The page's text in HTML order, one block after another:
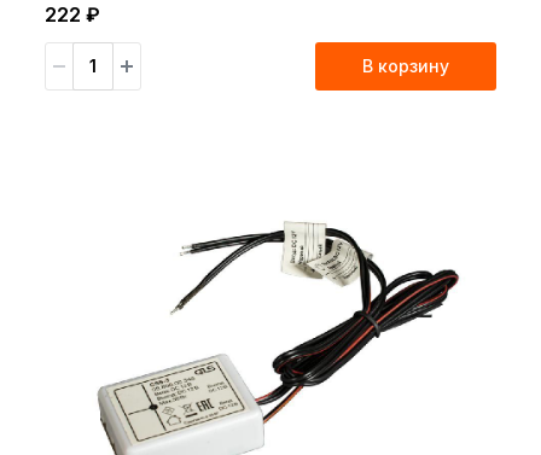
222 ₽
В корзину